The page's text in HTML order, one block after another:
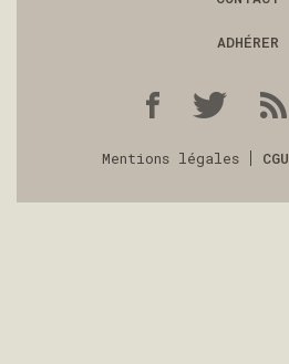
ADHÉRER
Mentions légales CGU